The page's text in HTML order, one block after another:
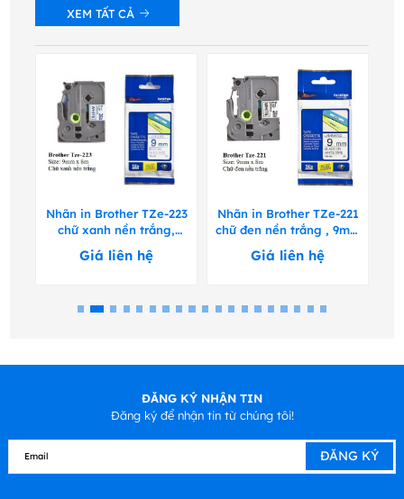
XEM TẤT CẢ
Nhãn in Brother TZe-223
chữ xanh nền trắng,
Giá liên hệ
Nhãn in Brother TZe-221
chữ đen nền trắng , 9mm
Giá liên hệ
ĐĂNG KÝ NHẬN TIN
Đăng ký để nhận tin từ chúng tôi!